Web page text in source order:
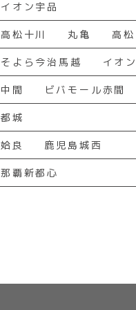
イオン宇品
高松十川 丸亀 高
そよら今治馬越 イオ
中間 ビバモール赤間
都城
姶良 鹿児島城西
那覇新都心